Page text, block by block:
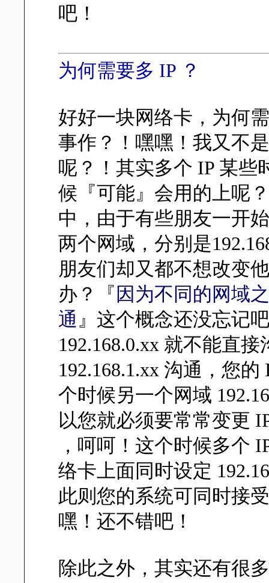
吧！
为何需要多 IP ？
好好一块网络卡，为何
事作？！嘿嘿！我又不
呢？！其实多个 IP 某些
候『可能』会用的上呢
中，由于有些朋友一开
两个网域，分别是
朋友们却又都不想改变
办？『 因为不同的网域
通 』这个概念还没忘记
192.168.0.xx 就不能直
192.168.1.xx 沟通，您
个时候另一个网域
以您就必须要常常变更
，呵呵！这个时候多个
络卡上面同时设定
此则您的系统可同时接
嘿！还不错吧！
除此之外，其实还有很